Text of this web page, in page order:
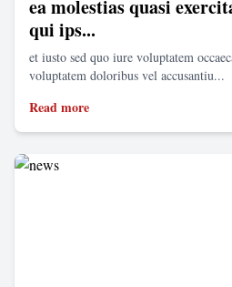
ea molestias quasi
qui ips...
et iusto sed quo iure voluptatem
voluptatem doloribus vel accusantiu...
Read more